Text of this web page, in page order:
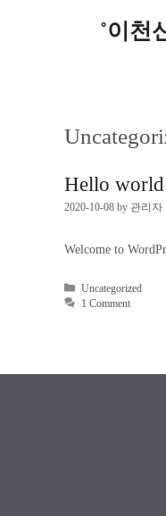
˚이천
Hello
2020-10-08 by 관리자
Welcome to
Uncategorized
1 Comment